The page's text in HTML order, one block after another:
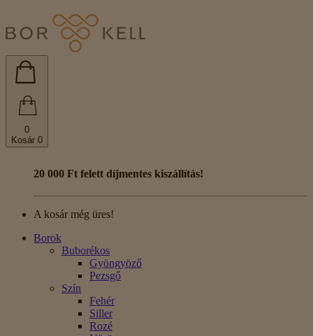
0
Kosár 0
20 000 Ft felett díjmentes kiszállítás!
A kosár még üres!
Borok
Buborékos
Gyöngyöző
Pezsgő
Szín
Fehér
Siller
Rozé